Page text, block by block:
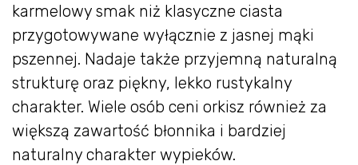
karmelowy smak niż klasyczne ciasta
przygotowywane wyłącznie z jasnej mąki
pszennej. Nadaje także przyjemną naturalną
strukturę oraz piękny, lekko rustykalny
charakter. Wiele osób ceni orkisz również za
większą zawartość błonnika i bardziej
naturalny charakter wypieków.